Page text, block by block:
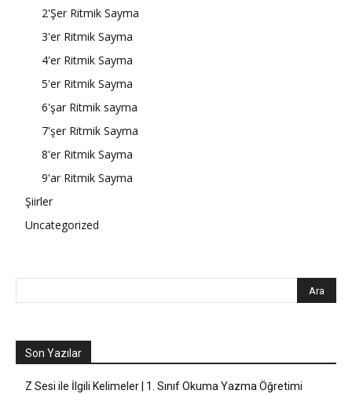
2'Şer Ritmik Sayma
3'er Ritmik Sayma
4'er Ritmik Sayma
5'er Ritmik Sayma
6'şar Ritmik sayma
7'şer Ritmik Sayma
8'er Ritmik Sayma
9'ar Ritmik Sayma
Şiirler
Uncategorized
Son Yazılar
Z Sesi ile İlgili Kelimeler | 1. Sınıf Okuma Yazma Öğretimi